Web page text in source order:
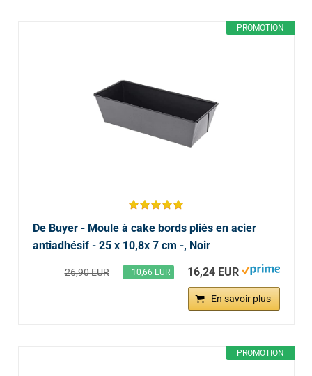
PROMOTION
De Buyer - Moule à cake bords pliés en acier
antiadhésif - 25 x 10,8x 7 cm -, Noir
26,90 EUR −10,66 EUR 16,24 EUR
En savoir plus
PROMOTION